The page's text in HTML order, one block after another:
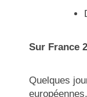
Sur France
Quelques